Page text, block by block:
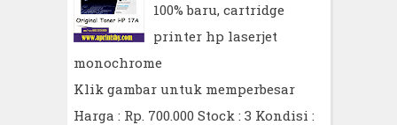
100% baru, cartridge
printer hp laserjet
monochrome
Klik gambar untuk memperbesar
Harga : Rp. 700.000 Stock : 3 Kondisi :